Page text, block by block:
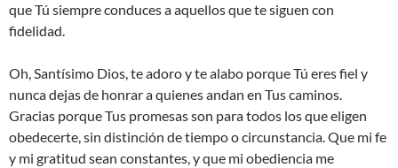
que Tú siempre conduces a aquellos que te siguen con
fidelidad.
Oh, Santísimo Dios, te adoro y te alabo porque Tú eres fiel y
nunca dejas de honrar a quienes andan en Tus caminos.
Gracias porque Tus promesas son para todos los que eligen
obedecerte, sin distinción de tiempo o circunstancia. Que mi fe
y mi gratitud sean constantes, y que mi obediencia me